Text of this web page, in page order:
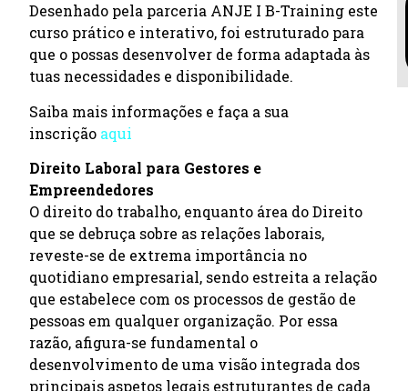
Desenhado pela parceria ANJE I B-Training este
curso prático e interativo, foi estruturado para
que o possas desenvolver de forma adaptada às
tuas necessidades e disponibilidade.
Saiba mais informações e faça a sua
inscrição aqui
Direito Laboral para Gestores e
Empreendedores
O direito do trabalho, enquanto área do Direito
que se debruça sobre as relações laborais,
reveste-se de extrema importância no
quotidiano empresarial, sendo estreita a relação
que estabelece com os processos de gestão de
pessoas em qualquer organização. Por essa
razão, afigura-se fundamental o
desenvolvimento de uma visão integrada dos
principais aspetos legais estruturantes de cada